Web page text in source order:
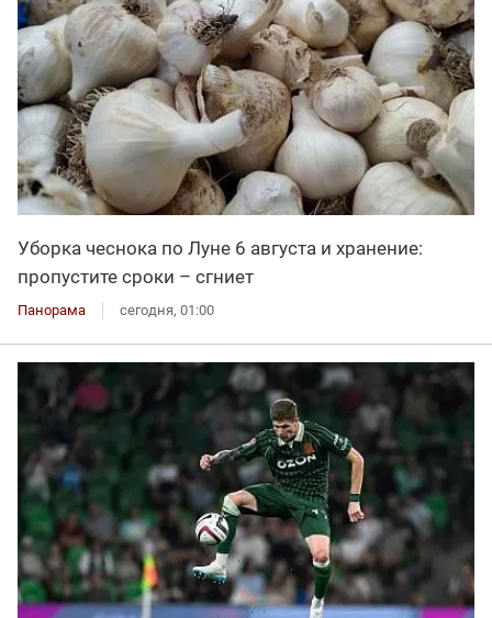
Уборка чеснока по Луне 6 августа и хранение:
пропустите сроки – сгниет
Панорама сегодня, 01:00